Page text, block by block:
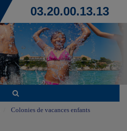
03.20.00.13.13
Colonies de vacances enfants